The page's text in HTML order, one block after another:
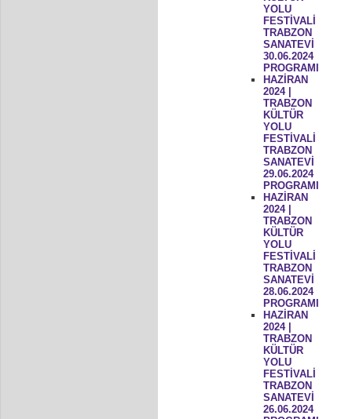
YOLU
FESTİVALİ
TRABZON
SANATEVİ
30.06.2024
PROGRAMI
HAZİRAN
2024 |
TRABZON
KÜLTÜR
YOLU
FESTİVALİ
TRABZON
SANATEVİ
29.06.2024
PROGRAMI
HAZİRAN
2024 |
TRABZON
KÜLTÜR
YOLU
FESTİVALİ
TRABZON
SANATEVİ
28.06.2024
PROGRAMI
HAZİRAN
2024 |
TRABZON
KÜLTÜR
YOLU
FESTİVALİ
TRABZON
SANATEVİ
26.06.2024